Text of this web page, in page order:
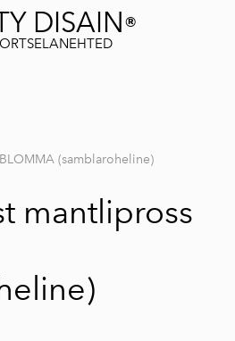
DISAIN®
Vaata ostukorvi
(samblaroheline)
mantlipross